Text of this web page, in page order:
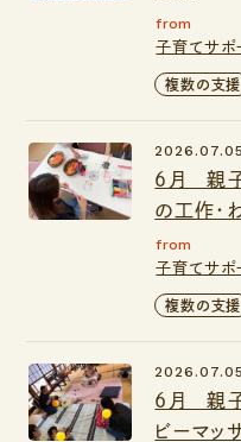
from
子育てサポ
複数の支援
６月 親子
の工作・
2026.07.05
from
子育てサポ
複数の支援
6月 親子
ビーマッ
2026.07.05